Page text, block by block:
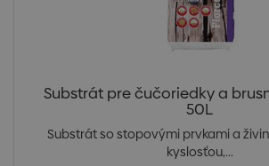
Substrát pre čučoriedky a
50L
Substrát so stopovými prvkami a
kyslosťou,...